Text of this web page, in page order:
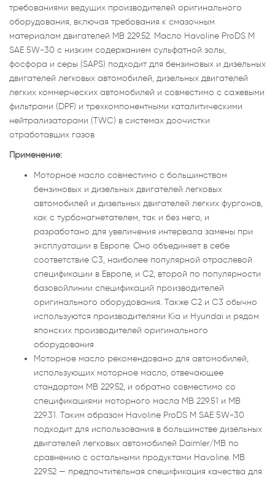
требованиями ведущих производителей оригинального
оборудования, включая требования к смазочным
материалам двигателей MB 229.52. Масло Havoline ProDS M
SAE 5W-30 с низким содержанием сульфатной золы,
фосфора и серы (SAPS) подходит для бензиновых и дизельных
двигателей легковых автомобилей, дизельных двигателей
легких коммерческих автомобилей и совместимо с сажевыми
фильтрами (DPF) и трехкомпонентными каталитическими
нейтрализаторами (TWC) в системах доочистки
отработавших газов
Применение:
Моторное масло совместимо с большинством
бензиновых и дизельных двигателей легковых
автомобилей и дизельных двигателей легких фургонов,
как с турбонагнетателем, так и без него, и
разработано для увеличения интервала замены при
эксплуатации в Европе. Оно объединяет в себе
соответствие C3, наиболее популярной отраслевой
спецификации в Европе, и C2, второй по популярности
базовойлинии спецификаций производителей
оригинального оборудования. Также C2 и C3 обычно
используются производителями Kia и Hyundai и рядом
японских производителей оригинального
оборудования
Моторное масло рекомендовано для автомобилей,
использующих моторное масло, отвечающее
стандартам MB 229.52, и обратно совместимо со
спецификациями моторного масла MB 229.51 и MB
229.31. Таким образом Havoline ProDS M SAE 5W-30
подходит для использования в большинстве дизельных
двигателей легковых автомобилей Daimler/MB по
сравнению с остальными продуктами Havoline. MB
229.52 — предпочтительная спецификация качества для